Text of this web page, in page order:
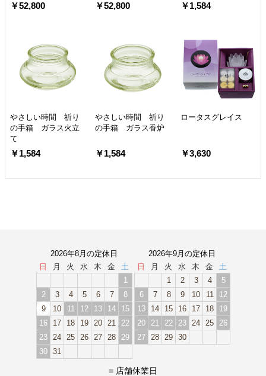
￥52,800 ￥52,800 ￥1,584
やさしい時間 祈り
の手箱 ガラス火立
て
￥1,584
やさしい時間 祈り
の手箱 ガラス香炉
￥1,584
ロータスグレイス
￥3,630
2026年8月の定休日
日
月 火 水 木 金
土
1
2
3 4 5 6 7
8
9
10 11 12 13 14
15
16
17 18 19 20 21
22
23
24 25 26 27 28
29
30 31
2026年9月の定休日
日
月 火 水 木 金
土
1
2 3 4
5
6
7 8 9 10 11
12
13
14 15 16 17 18
19
20
21 22 23 24 25
26
27
28 29 30
■ 店舗休業日